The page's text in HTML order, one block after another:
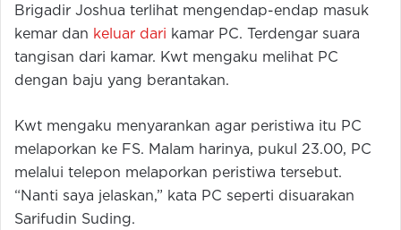
Brigadir Joshua terlihat mengendap-endap masuk
kemar dan keluar dari kamar PC. Terdengar suara
tangisan dari kamar. Kwt mengaku melihat PC
dengan baju yang berantakan.
Kwt mengaku menyarankan agar peristiwa itu PC
melaporkan ke FS. Malam harinya, pukul 23.00, PC
melalui telepon melaporkan peristiwa tersebut.
“Nanti saya jelaskan,” kata PC seperti disuarakan
Sarifudin Suding.